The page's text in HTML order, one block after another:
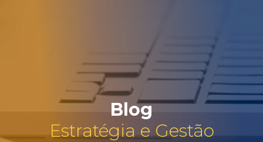
Blog
Estratégia e Gestão